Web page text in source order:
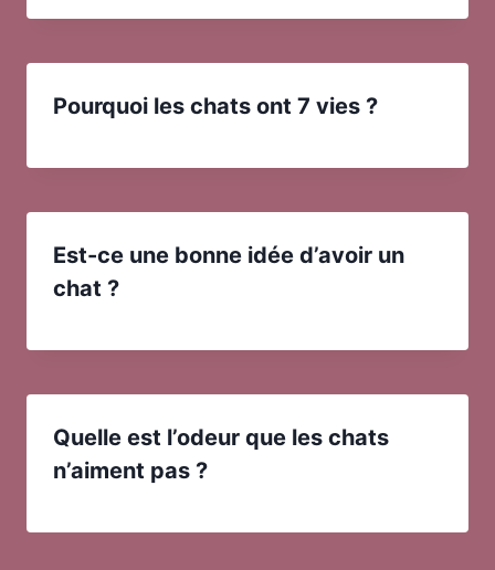
Pourquoi les chats ont 7 vies ?
Est-ce une bonne idée d’avoir un
chat ?
Quelle est l’odeur que les chats
n’aiment pas ?